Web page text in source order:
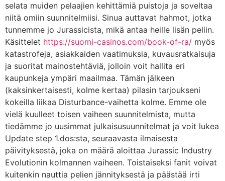
selata muiden pelaajien kehittämiä puistoja ja soveltaa
niitä omiin suunnitelmiisi. Sinua auttavat hahmot, jotka
tunnemme jo Jurassicista, mikä antaa heille lisän peliin.
Käsittelet https://suomi-casinos.com/book-of-ra/ myös
katastrofeja, asiakkaiden vaatimuksia, kuvausratkaisuja
ja suoritat mainostehtäviä, jolloin voit hallita eri
kaupunkeja ympäri maailmaa. Tämän jälkeen
(kaksinkertaisesti, kolme kertaa) pilasin tarjoukseni
kokeilla liikaa Disturbance-vaihetta kolme. Emme ole
vielä kuulleet toisen vaiheen suunnitelmista, mutta
tiedämme jo uusimmat julkaisusuunnitelmat ja voit lukea
Update step 1.dos:sta, seuraavasta ilmaisesta
päivityksestä, joka on määrä aloittaa Jurassic Industry
Evolutionin kolmannen vaiheen. Toistaiseksi fanit voivat
kuitenkin nauttia pelien jännityksestä ja päästää irti